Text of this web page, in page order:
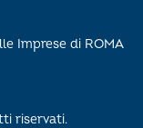
Imprese di ROMA
riservati.